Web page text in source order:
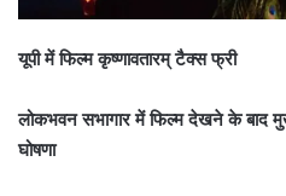
यूपी में फिल्म कृष्णावतारम् टैक्स फ्री
लोकभवन सभागार में फिल्म देखने के बाद
घोषणा